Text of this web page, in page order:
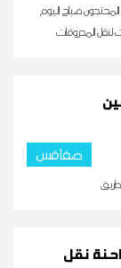
صباح اليوم
لنقل المحروقات
صفاقس
نقل